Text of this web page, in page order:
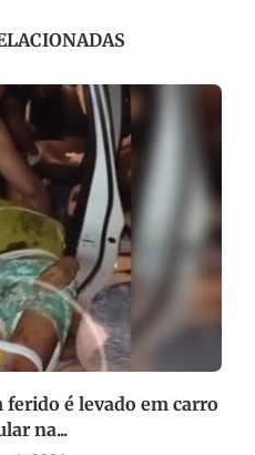
é levado em carro
na...